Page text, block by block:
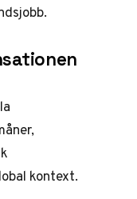
kontext.